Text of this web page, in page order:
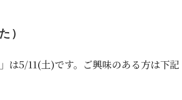
）
は5/11(土)です。ご興味のある方は下記